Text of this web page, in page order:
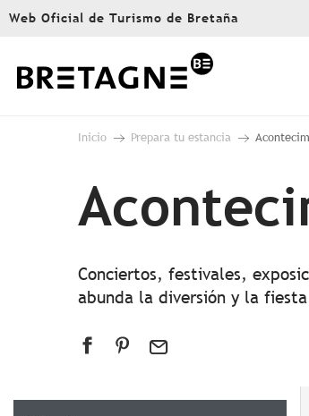
Aller
principal
Web Oficial de Turismo de Bretaña
Inicio Prepara tu estancia
Conciertos, festivales,
abunda la diversión y la